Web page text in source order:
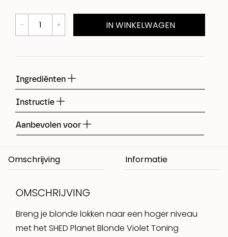
Ingrediënten
Instructie
Aanbevolen voor
IN WINKELWAGEN
Omschrijving
OMSCHRIJVING
Breng je blonde lokken naar een hoger niveau
met het SHED Planet Blonde Violet Toning